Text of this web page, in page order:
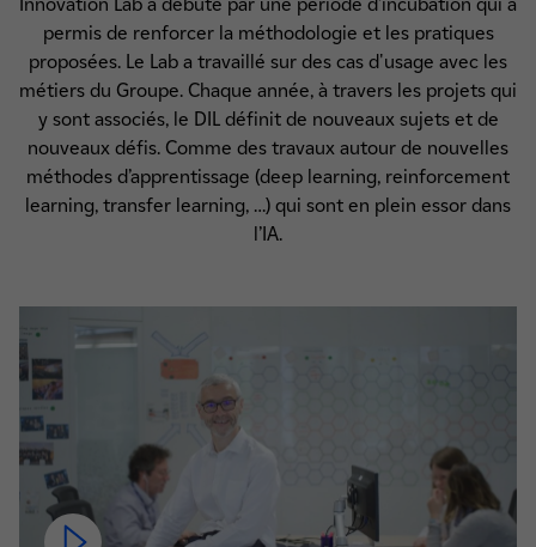
permis de renforcer la méthodologie et les pratiques
proposées. Le Lab a travaillé sur des cas d'usage avec les
métiers du Groupe. Chaque année, à travers les projets qui
y sont associés, le DIL définit de nouveaux sujets et de
nouveaux défis. Comme des travaux autour de nouvelles
méthodes d’apprentissage (deep learning, reinforcement
learning, transfer learning, …) qui sont en plein essor dans
l’IA.